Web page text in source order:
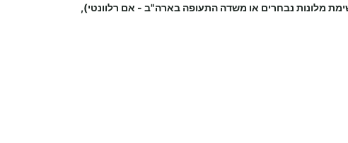
מלונות נבחרים או משדה התעופה בארה"ב - אם רלוונטי),